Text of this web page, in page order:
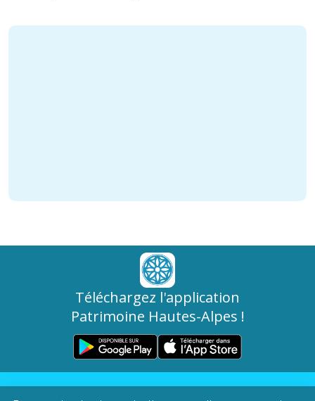
Téléchargez l'application
Patrimoine Hautes-Alpes !